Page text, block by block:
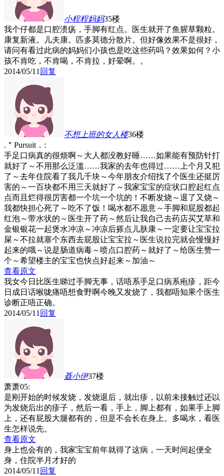
小程程妈妈35楼
我个仔都是口腔溃疡，手脚有红点。医生就开了鱼腥草颗粒。
康复新液。儿夫康。匹多莫德分散片。但好像效果不是很好，
请问有看过此病的妈妈们小孩也是吃这些药吗？效果如何？小
孩不肯吃，不肯喝，不肯拉，好晕啊。。
2014/05/11 回复
不想上班的女人楼36楼
.＂Pursuit．:
手足口病真的很烦啊～大人都没教好睡……如果能有预防针打
就好了～不用那么泛滥……我家的去年也得过……上个月又犯
了～去年住院看了我几千块～今年朋友介绍找了个医生还挺厉
害的～一百块都不用三天就好了～我家宝宝的症状口腔起红点
点而且烂得很厉害都一个坑一个坑的！不断发烧～退了又烧～
我都快担心死了～吃不了饭！喝水都不愿意～手脚和屁股都起
红泡～带水状的～医生开了药～然后让我自己去药店买艾草和
金银银花一起煲水冲凉～冲凉后搽点儿肤康～一定要让宝宝拉
屎～不拉就塞个东西去屁股让宝宝拉～医生说拉完就会慢慢好
起来的哦～说是肠道病毒～喷点口腔药～就好了～给医生赞一
个～希望楼主的宝宝也快点好起来～加油～
查看原文
我女今日比医生睇过手脚无事，话唔系手足口病系疱疹，距今
日成日话喉咙痛唔想食野啊今晚又发烧了，我都唔知果个医生
诊断正唔正确。
2014/05/11 回复
聂小伊37楼
萧萧05:
是刚开始的时候发烧，发烧退后，就出疹，以前未接触过还以
为发烧后出的疹子，然后一看，手上，脚上都有，如果手上脚
上，还有屁股大腿都有的，但是不会长在身上。多喝水，看医
生怎样说先。
查看原文
身上也会有的，我家宝宝前年就得了这病，一天时间起便全
身，住院半月才好的
2014/05/11 回复